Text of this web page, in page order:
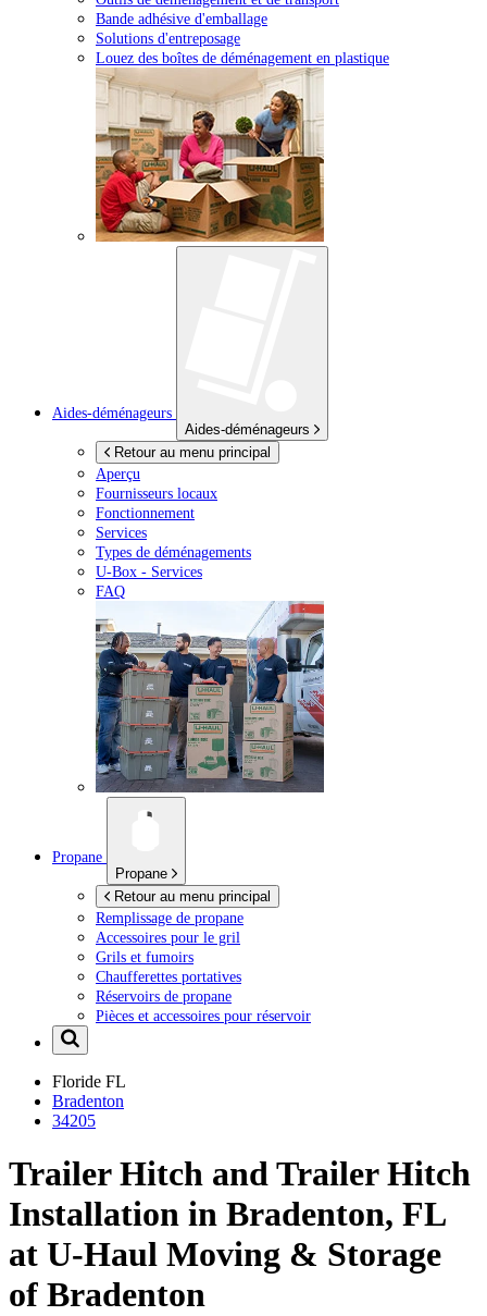
Bande adhésive d'emballage
Solutions d'entreposage
Louez des boîtes de déménagement en plastique
Aides-déménageurs
Aides-déménageurs
Retour au menu principal
Aperçu
Fournisseurs locaux
Fonctionnement
Services
Types de déménagements
U-Box - Services
FAQ
Propane
Propane
Retour au menu principal
Remplissage de propane
Accessoires pour le gril
Grils et fumoirs
Chaufferettes portatives
Réservoirs de propane
Pièces et accessoires pour réservoir
Floride FL
Bradenton
34205
Trailer Hitch and Trailer Hitch
Installation in Bradenton, FL
at U-Haul Moving & Storage
of Bradenton